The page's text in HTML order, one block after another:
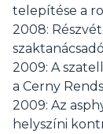
telepítése a
2008:
2009: A
a Cerny
2009: Az
helyszíni